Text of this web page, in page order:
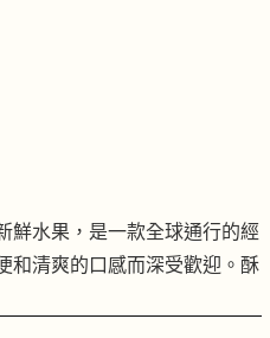
鮮水果，是一款全球通行的經
和清爽的口感而深受歡迎。酥